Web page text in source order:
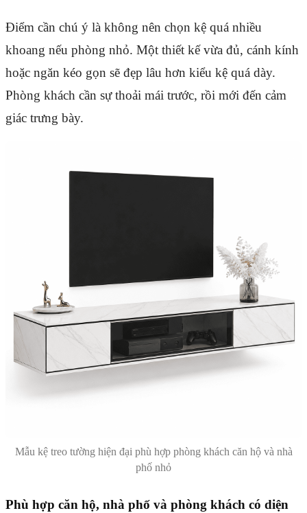
Điểm cần chú ý là không nên chọn kệ quá nhiều
khoang nếu phòng nhỏ. Một thiết kế vừa đủ, cánh kính
hoặc ngăn kéo gọn sẽ đẹp lâu hơn kiểu kệ quá dày.
Phòng khách cần sự thoải mái trước, rồi mới đến cảm
giác trưng bày.
Mẫu kệ treo tường hiện đại phù hợp phòng khách căn hộ và nhà
phố nhỏ
Phù hợp căn hộ, nhà phố và phòng khách có diện